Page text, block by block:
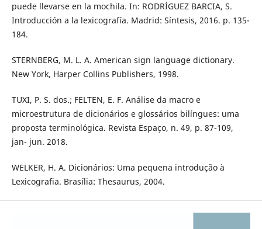
puede llevarse en la mochila. In: RODRÍGUEZ BARCIA, S.
Introducción a la lexicografía. Madrid: Síntesis, 2016. p. 135-
184.
STERNBERG, M. L. A. American sign language dictionary.
New York, Harper Collins Publishers, 1998.
TUXI, P. S. dos.; FELTEN, E. F. Análise da macro e
microestrutura de dicionários e glossários bilíngues: uma
proposta terminológica. Revista Espaço, n. 49, p. 87-109,
jan- jun. 2018.
WELKER, H. A. Dicionários: Uma pequena introdução à
Lexicografia. Brasília: Thesaurus, 2004.